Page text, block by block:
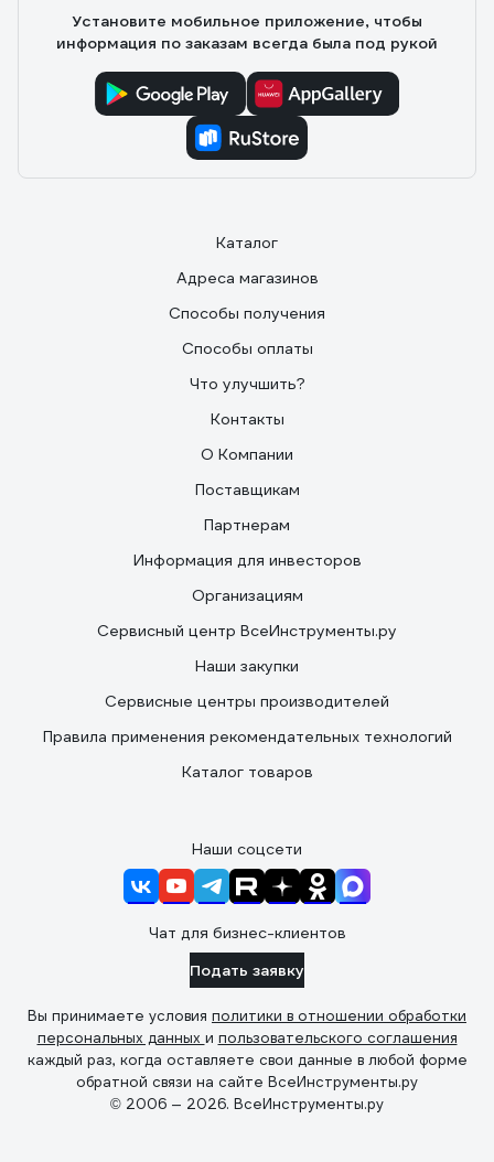
Установите мобильное приложение, чтобы
информация по заказам всегда была под рукой
Каталог
Адреса магазинов
Способы получения
Способы оплаты
Что улучшить?
Контакты
О Компании
Поставщикам
Партнерам
Информация для инвесторов
Организациям
Сервисный центр ВсеИнструменты.ру
Наши закупки
Сервисные центры производителей
Правила применения рекомендательных технологий
Каталог товаров
Наши соцсети
Чат для бизнес-клиентов
Подать заявку
Вы принимаете условия политики в отношении обработки
персональных данных и пользовательского соглашения
каждый раз, когда оставляете свои данные в любой форме
обратной связи на сайте ВсеИнструменты.ру
© 2006 — 2026. ВсеИнструменты.ру